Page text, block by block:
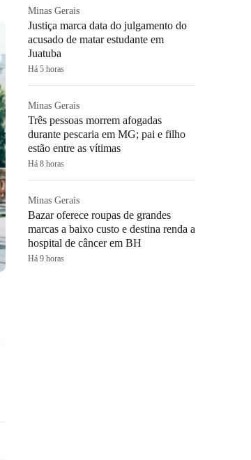
Minas Gerais
Justiça marca data do julgamento do
acusado de matar estudante em
Juatuba
Há 5 horas
Minas Gerais
Três pessoas morrem afogadas
durante pescaria em MG; pai e filho
estão entre as vítimas
Há 8 horas
Minas Gerais
Bazar oferece roupas de grandes
marcas a baixo custo e destina renda a
hospital de câncer em BH
Há 9 horas